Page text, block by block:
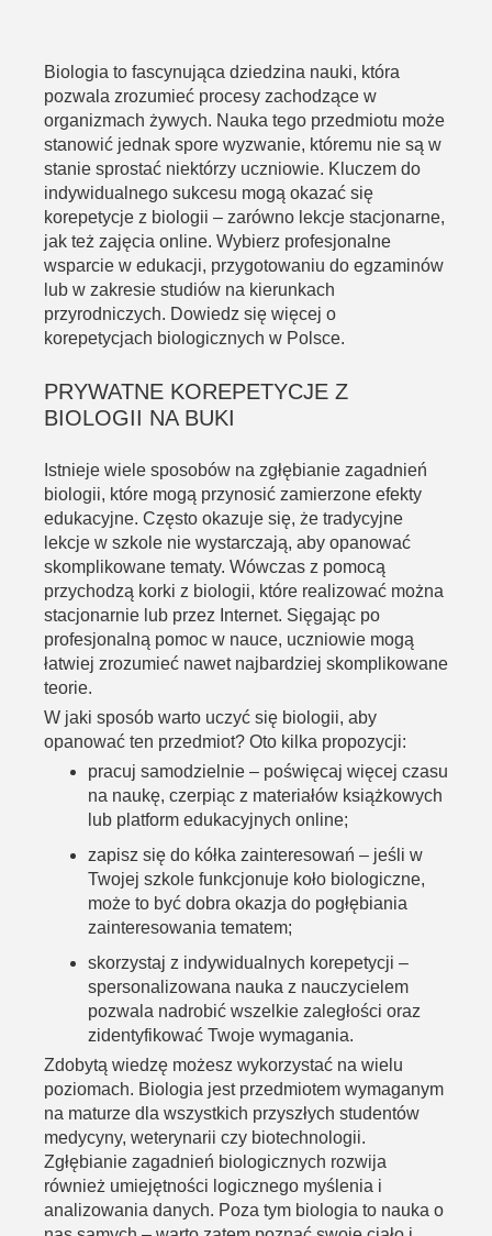
Biologia to fascynująca dziedzina nauki, która
pozwala zrozumieć procesy zachodzące w
organizmach żywych. Nauka tego przedmiotu może
stanowić jednak spore wyzwanie, któremu nie są w
stanie sprostać niektórzy uczniowie. Kluczem do
indywidualnego sukcesu mogą okazać się
korepetycje z biologii – zarówno lekcje stacjonarne,
jak też zajęcia online. Wybierz profesjonalne
wsparcie w edukacji, przygotowaniu do egzaminów
lub w zakresie studiów na kierunkach
przyrodniczych. Dowiedz się więcej o
korepetycjach biologicznych w Polsce.
PRYWATNE KOREPETYCJE Z
BIOLOGII NA BUKI
Istnieje wiele sposobów na zgłębianie zagadnień
biologii, które mogą przynosić zamierzone efekty
edukacyjne. Często okazuje się, że tradycyjne
lekcje w szkole nie wystarczają, aby opanować
skomplikowane tematy. Wówczas z pomocą
przychodzą korki z biologii, które realizować można
stacjonarnie lub przez Internet. Sięgając po
profesjonalną pomoc w nauce, uczniowie mogą
łatwiej zrozumieć nawet najbardziej skomplikowane
teorie.
W jaki sposób warto uczyć się biologii, aby
opanować ten przedmiot? Oto kilka propozycji:
pracuj samodzielnie – poświęcaj więcej czasu
na naukę, czerpiąc z materiałów książkowych
lub platform edukacyjnych online;
zapisz się do kółka zainteresowań – jeśli w
Twojej szkole funkcjonuje koło biologiczne,
może to być dobra okazja do pogłębiania
zainteresowania tematem;
skorzystaj z indywidualnych korepetycji –
spersonalizowana nauka z nauczycielem
pozwala nadrobić wszelkie zaległości oraz
zidentyfikować Twoje wymagania.
Zdobytą wiedzę możesz wykorzystać na wielu
poziomach. Biologia jest przedmiotem wymaganym
na maturze dla wszystkich przyszłych studentów
medycyny, weterynarii czy biotechnologii.
Zgłębianie zagadnień biologicznych rozwija
również umiejętności logicznego myślenia i
analizowania danych. Poza tym biologia to nauka o